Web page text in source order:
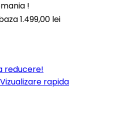
!
1.499,00 lei
reducere!
Vizualizare rapida